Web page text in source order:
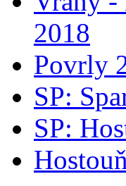
2018
Povrly
SP:
SP: